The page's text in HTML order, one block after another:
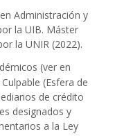
Administración y
la UIB. Máster
la UNIR (2022).
(ver en
(Esfera de
de crédito
designados y
a la Ley